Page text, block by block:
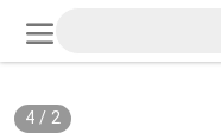
2
/
4